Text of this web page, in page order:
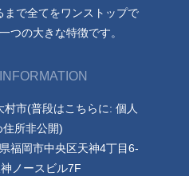
まで全てをワンストップで
つの大きな特徴です。
市(普段はこちらに: 個人
住所非公開)
福岡市中央区天神4丁目6-
ノースビル7F